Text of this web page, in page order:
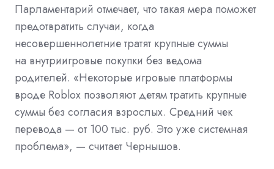
Парламентарий отмечает, что такая мера поможет
предотвратить случаи, когда
несовершеннолетние тратят крупные суммы
на внутриигровые покупки без ведома
родителей. «Некоторые игровые платформы
вроде Roblox позволяют детям тратить крупные
суммы без согласия взрослых. Средний чек
перевода — от 100 тыс. руб. Это уже системная
проблема», — считает Чернышов.